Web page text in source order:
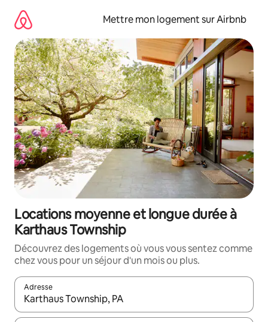
directement
contenu
Mettre mon logement sur Airbnb
Locations moyenne et longue durée à
Karthaus Township
Découvrez des logements où vous vous sentez comme
chez vous pour un séjour d'un mois ou plus.
Adresse
Lorsque les résultats s'affichent, utilisez les flèches vers le